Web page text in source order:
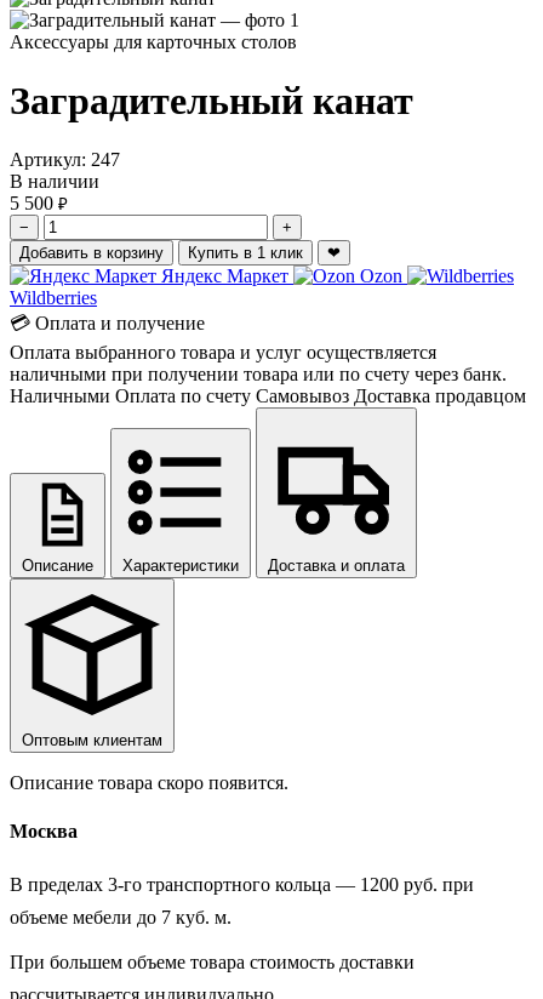
Аксессуары для карточных столов
Заградительный канат
Артикул: 247
В наличии
5 500 ₽
−
+
Добавить в корзину
Купить в 1 клик ❤
Яндекс Маркет
Ozon
Wildberries
💳 Оплата и получение
Оплата выбранного товара и услуг осуществляется
наличными при получении товара или по счету через банк.
Наличными Оплата по счету Самовывоз Доставка продавцом
Описание Характеристики Доставка и оплата
Оптовым клиентам
Описание товара скоро появится.
Москва
В пределах 3-го транспортного кольца — 1200 руб. при
объеме мебели до 7 куб. м.
При большем объеме товара стоимость доставки
рассчитывается индивидуально.